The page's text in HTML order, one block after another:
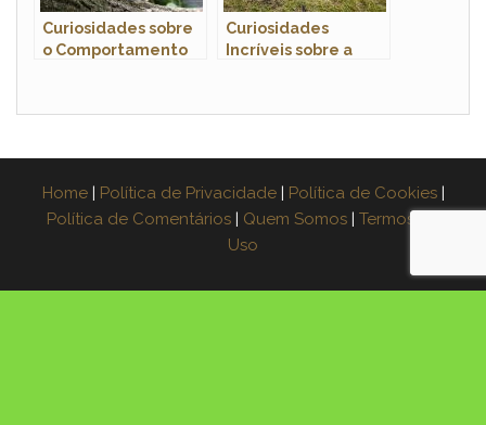
Curiosidades sobre
o Comportamento
Marsupiais
Curiosidades
Incríveis sobre a
Home Política de Privacidade Política de Cookies
Política de Comentários
Quem Somos
Termos de
Uso